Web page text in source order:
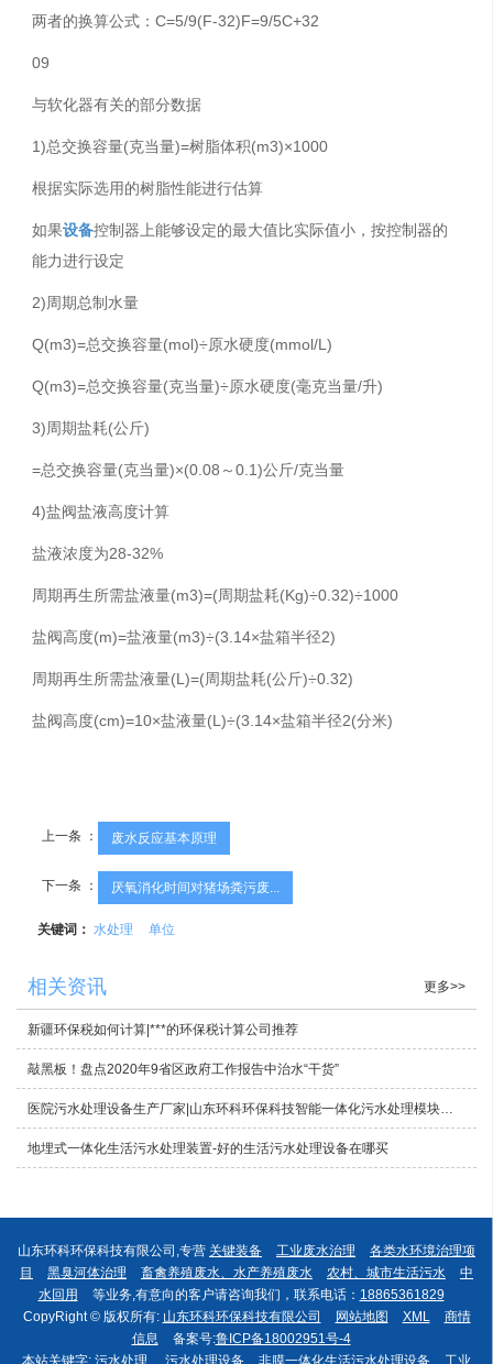
两者的换算公式：C=5/9(F-32)F=9/5C+32
09
与软化器有关的部分数据
1)总交换容量(克当量)=树脂体积(m3)×1000
根据实际选用的树脂性能进行估算
如果设备控制器上能够设定的最大值比实际值小，按控制器的
能力进行设定
2)周期总制水量
Q(m3)=总交换容量(mol)÷原水硬度(mmol/L)
Q(m3)=总交换容量(克当量)÷原水硬度(毫克当量/升)
3)周期盐耗(公斤)
=总交换容量(克当量)×(0.08～0.1)公斤/克当量
4)盐阀盐液高度计算
盐液浓度为28-32%
周期再生所需盐液量(m3)=(周期盐耗(Kg)÷0.32)÷1000
盐阀高度(m)=盐液量(m3)÷(3.14×盐箱半径2)
周期再生所需盐液量(L)=(周期盐耗(公斤)÷0.32)
盐阀高度(cm)=10×盐液量(L)÷(3.14×盐箱半径2(分米)
上一条 ： 废水反应基本原理
下一条 ： 厌氧消化时间对猪场粪污废...
关键词：水处理 单位
相关资讯 更多>>
新疆环保税如何计算|***的环保税计算公司推荐
敲黑板！盘点2020年9省区政府工作报告中治水“干货”
地埋式一体化生活污水处理装置-好的生活污水处理设备在哪买
山东环科环保科技有限公司,专营 关键装备 工业废水治理
各类水环境治理项
目
黑臭河体治理 畜禽养殖废水、水产养殖废水 农村、城市生活污水
中
水回用
等业务,有意向的客户请咨询我们，联系电话： 18865361829
CopyRight © 版权所有: 山东环科环保科技有限公司 网站地图 XML
商情
信息
备案号:鲁ICP备18002951号-4
本站关键字: 污水处理 污水处理设备 非膜一体化生活污水处理设备 工业